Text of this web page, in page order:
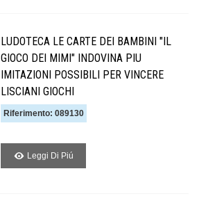
LUDOTECA LE CARTE DEI BAMBINI "IL
GIOCO DEI MIMI" INDOVINA PIU
IMITAZIONI POSSIBILI PER VINCERE
LISCIANI GIOCHI
Riferimento: 089130
Leggi Di Piú